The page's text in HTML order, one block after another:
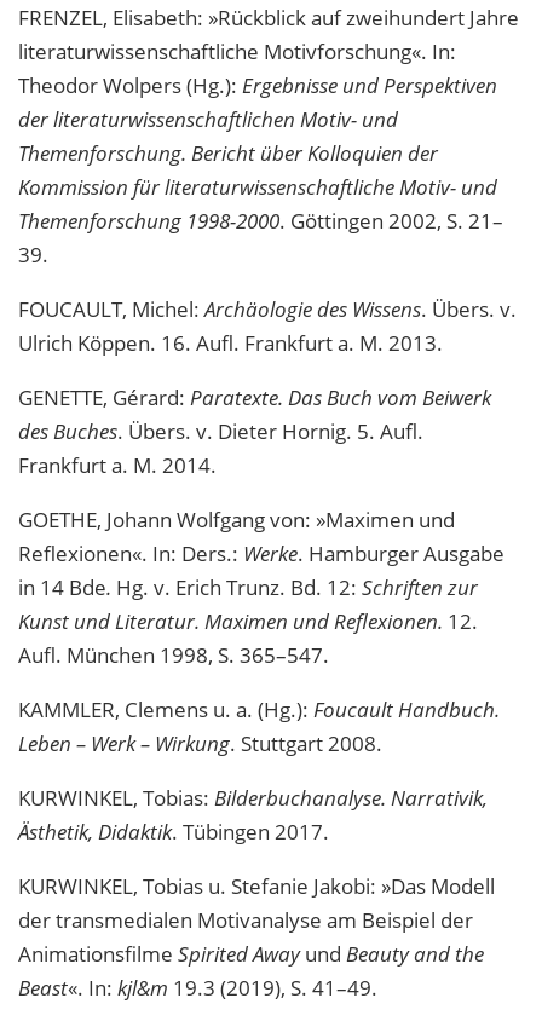
FRENZEL, Elisabeth: »Rückblick auf zweihundert Jahre
literaturwissenschaftliche Motivforschung«. In:
Theodor Wolpers (Hg.): Ergebnisse und Perspektiven
der literaturwissenschaftlichen Motiv- und
Themenforschung. Bericht über Kolloquien der
Kommission für literaturwissenschaftliche Motiv- und
Themenforschung 1998-2000. Göttingen 2002, S. 21–
39.
FOUCAULT, Michel:Archäologie des Wissens. Übers. v.
Ulrich Köppen. 16. Aufl. Frankfurt a. M. 2013.
GENETTE, Gérard: Paratexte. Das Buch vom Beiwerk
des Buches. Übers. v. Dieter Hornig. 5. Aufl.
Frankfurt a. M. 2014.
GOETHE, Johann Wolfgang von: »Maximen und
Reflexionen«. In: Ders.: Werke. Hamburger Ausgabe
in 14 Bde. Hg. v. Erich Trunz. Bd. 12: Schriften zur
Kunst und Literatur. Maximen und Reflexionen. 12.
Aufl. München 1998, S. 365–547.
KAMMLER, Clemens u. a. (Hg.): Foucault Handbuch.
Leben – Werk – Wirkung. Stuttgart 2008.
KURWINKEL, Tobias: Bilderbuchanalyse. Narrativik,
Ästhetik, Didaktik. Tübingen 2017.
KURWINKEL, Tobias u. Stefanie Jakobi: »Das Modell
der transmedialen Motivanalyse am Beispiel der
Animationsfilme Spirited Awayund Beauty and the
Beast«. In: kjl&m 19.3 (2019), S. 41–49.